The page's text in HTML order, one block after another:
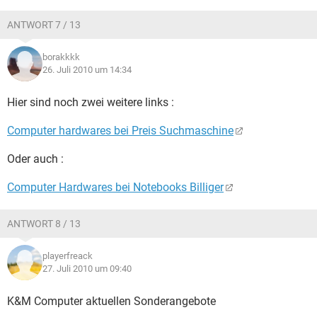
ANTWORT 7 / 13
borakkkk
26. Juli 2010 um 14:34
Hier sind noch zwei weitere links :
Computer hardwares bei Preis Suchmaschine
Oder auch :
Computer Hardwares bei Notebooks Billiger
ANTWORT 8 / 13
playerfreack
27. Juli 2010 um 09:40
K&M Computer aktuellen Sonderangebote